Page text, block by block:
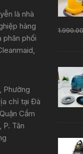
là nhà
hàng
phân phối
Phường
chỉ tại Đà
Cẩm
Tân